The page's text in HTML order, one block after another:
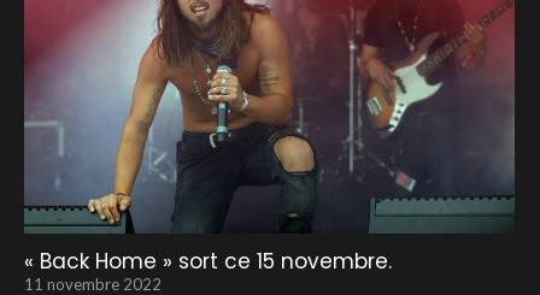
« Back Home » sort ce 15 novembre.
11 novembre 2022